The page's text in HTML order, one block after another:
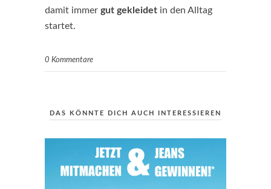
damit immer gut gekleidet in den Alltag
startet.
0 Kommentare
DAS KÖNNTE DICH AUCH INTERESSIEREN